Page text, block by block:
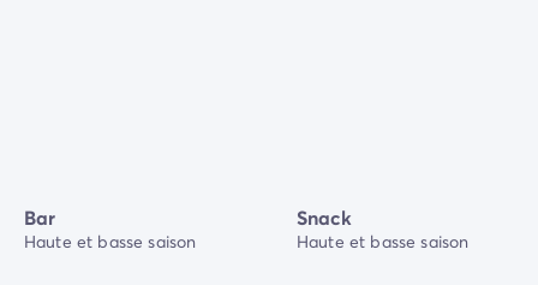
Bar
Haute et basse saison
Snack
Haute et basse saison